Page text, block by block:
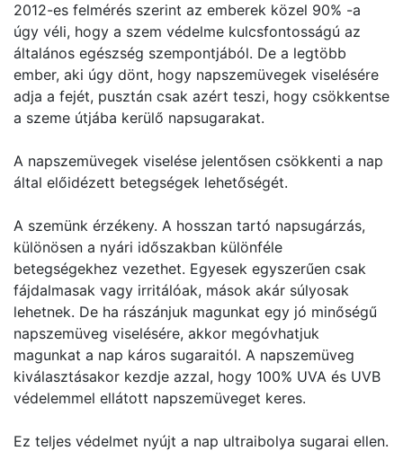
2012-es felmérés szerint az emberek közel 90% -a
úgy véli, hogy a szem védelme kulcsfontosságú az
általános egészség szempontjából. De a legtöbb
ember, aki úgy dönt, hogy napszemüvegek viselésére
adja a fejét, pusztán csak azért teszi, hogy csökkentse
a szeme útjába kerülő napsugarakat.
A napszemüvegek viselése jelentősen csökkenti a nap
által előidézett betegségek lehetőségét.
A szemünk érzékeny. A hosszan tartó napsugárzás,
különösen a nyári időszakban különféle
betegségekhez vezethet. Egyesek egyszerűen csak
fájdalmasak vagy irritálóak, mások akár súlyosak
lehetnek. De ha rászánjuk magunkat egy jó minőségű
napszemüveg viselésére, akkor megóvhatjuk
magunkat a nap káros sugaraitól. A napszemüveg
kiválasztásakor kezdje azzal, hogy 100% UVA és UVB
védelemmel ellátott napszemüveget keres.
Ez teljes védelmet nyújt a nap ultraibolya sugarai ellen.